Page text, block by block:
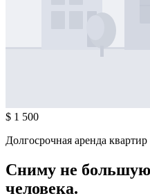
$ 1 500
Долгосрочная аренда квартир
Сниму не большую
человека.